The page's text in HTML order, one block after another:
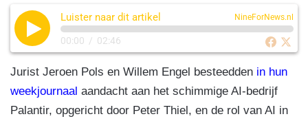
e
o
o
k
e
n
gr
a
m
s
A
p
aile
Luister naar dit artikel NineForNews.nl
00:00 / 02:46
Jurist Jeroen Pols en Willem Engel besteedden in hun
weekjournaal aandacht aan het schimmige AI-bedrijf
Palantir, opgericht door Peter Thiel, en de rol van AI in